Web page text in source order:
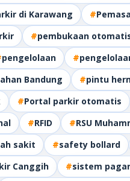
di Karawang #
#pembukaan
pengelolaan #
Bandung #pintu
#Portal parkir otomatis
#RFID #RSU
sakit #safety bollard
Canggih #sistem